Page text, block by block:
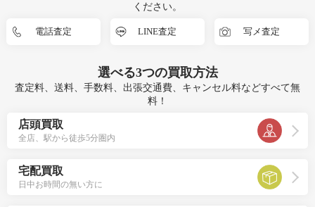
ください。
電話査定 LINE査定 写メ査定
選べる3つの買取方法
査定料、送料、手数料、出張交通費、キャンセル料などすべて無
料！
店頭買取
全店、駅から徒歩5分圏内
宅配買取
日中お時間の無い方に